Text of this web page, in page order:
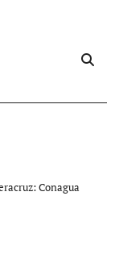
Conagua